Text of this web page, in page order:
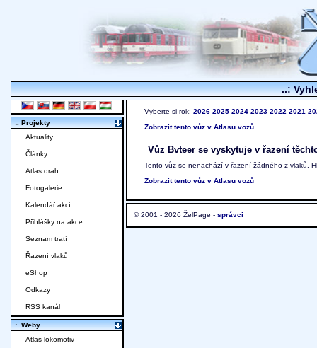
..:
Vyberte si rok: 2026 2025 2024 2023 2022 2021
Zobrazit tento vůz v Atlasu vozů
Vůz Bvteer se vyskytuje v řazení
Tento vůz se nenachází v řazení žádného z vlaků.
Zobrazit tento vůz v Atlasu vozů
© 2001 - 2026 ŽelPage - správci
:. Projekty
Aktuality
Články
Atlas drah
Fotogalerie
Kalendář akcí
Přihlášky na akce
Seznam tratí
Řazení vlaků
eShop
Odkazy
RSS kanál
:. Weby
Atlas lokomotiv